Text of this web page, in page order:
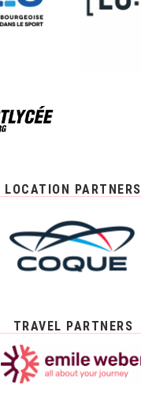
LOCATION PARTNERS
TRAVEL PARTNERS